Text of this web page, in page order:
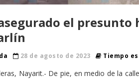
el
28 de agosto de 2023 Tiempo
Nayarit.- De pie, en medio de la